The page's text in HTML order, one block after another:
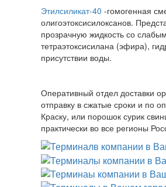
Этилсиликат-40 -гомогенная
олигоэтоксисилоксанов.
прозрачную жидкость со
тетраэтоксисилана (эфира),
присутствии воды.
Оперативный отдел доставки
отправку в сжатые сроки и по
Краску, или порошок сурик
практически во все регионы